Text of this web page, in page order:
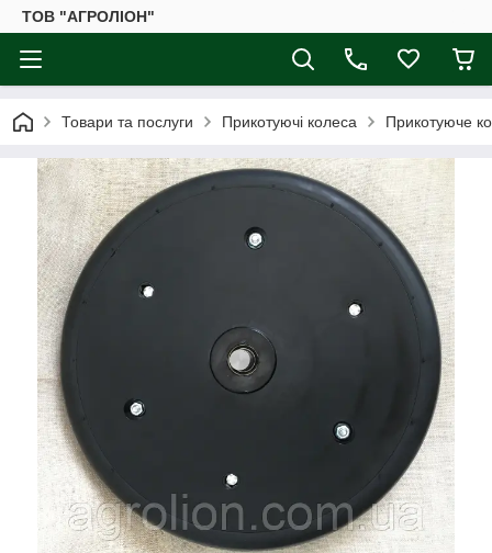
ТОВ "АГРОЛІОН"
Товари та послуги Прикотуючі колеса Прикотуюче